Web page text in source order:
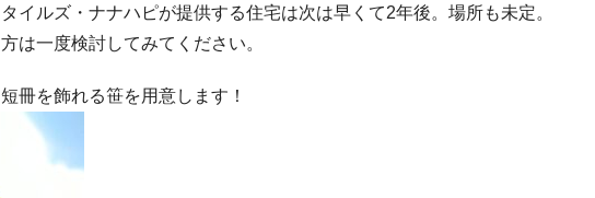
イルズ・ナナハピが提供する住宅は次は早くて2年後。場所も未定。
は一度検討してみてください。
冊を飾れる笹を用意します！